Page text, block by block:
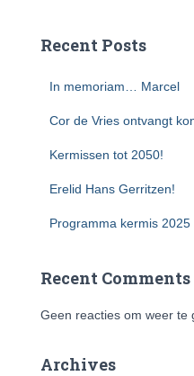
Recent Posts
In memoriam… Marcel
Cor de Vries ontvangt
Kermissen tot 2050!
Erelid Hans Gerritzen!
Programma kermis 2025
Recent Comments
Geen reacties om weer te
Archives